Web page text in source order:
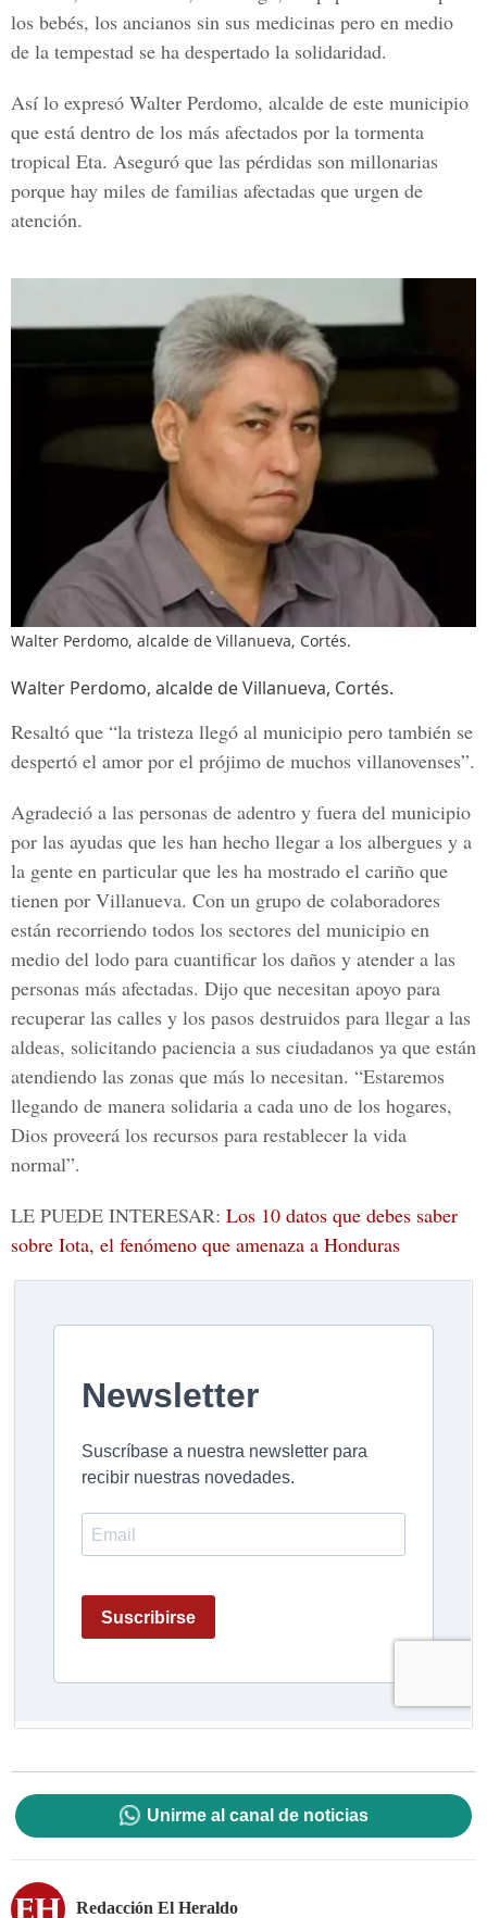
los bebés, los ancianos sin sus medicinas pero en medio
de la tempestad se ha despertado la solidaridad.
Así lo expresó Walter Perdomo, alcalde de este municipio
que está dentro de los más afectados por la tormenta
tropical Eta. Aseguró que las pérdidas son millonarias
porque hay miles de familias afectadas que urgen de
atención.
Walter Perdomo, alcalde de Villanueva, Cortés.
Walter Perdomo, alcalde de Villanueva, Cortés.
Resaltó que “la tristeza llegó al municipio pero también se
despertó el amor por el prójimo de muchos villanovenses”.
Agradeció a las personas de adentro y fuera del municipio
por las ayudas que les han hecho llegar a los albergues y a
la gente en particular que les ha mostrado el cariño que
tienen por Villanueva. Con un grupo de colaboradores
están recorriendo todos los sectores del municipio en
medio del lodo para cuantificar los daños y atender a las
personas más afectadas. Dijo que necesitan apoyo para
recuperar las calles y los pasos destruidos para llegar a las
aldeas, solicitando paciencia a sus ciudadanos ya que están
atendiendo las zonas que más lo necesitan. “Estaremos
llegando de manera solidaria a cada uno de los hogares,
Dios proveerá los recursos para restablecer la vida
normal”.
LE PUEDE INTERESAR: Los 10 datos que debes saber
sobre Iota, el fenómeno que amenaza a Honduras
Unirme al canal de noticias
Redacción El Heraldo